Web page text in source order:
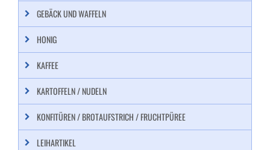
GEBÄCK UND WAFFELN
HONIG
KAFFEE
KARTOFFELN / NUDELN
KONFITÜREN / BROTAUFSTRICH / FRUCHTPÜREE
LEIHARTIKEL